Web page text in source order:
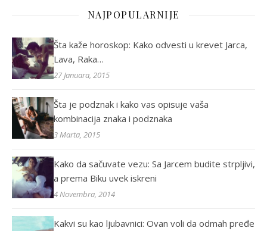
NAJPOPULARNIJE
Šta kaže horoskop: Kako odvesti u krevet Jarca,
Lava, Raka…
27 Januara, 2015
Šta je podznak i kako vas opisuje vaša
kombinacija znaka i podznaka
3 Marta, 2015
Kako da sačuvate vezu: Sa Jarcem budite strpljivi,
a prema Biku uvek iskreni
4 Novembra, 2014
Kakvi su kao ljubavnici: Ovan voli da odmah pređe